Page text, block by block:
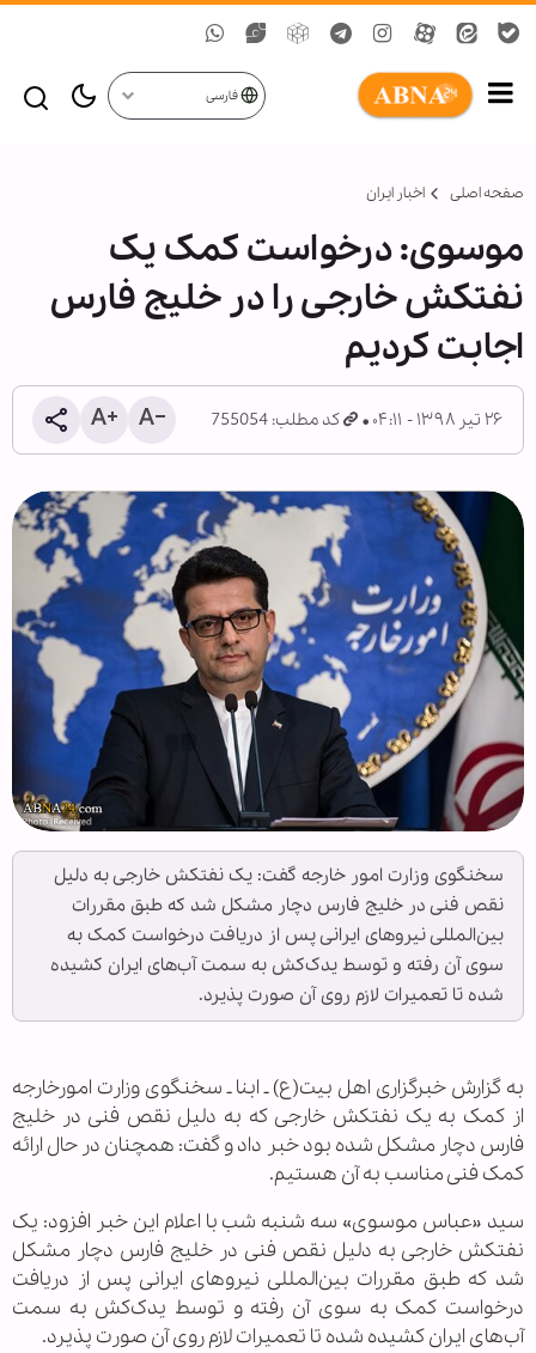
فارسی
صفحه اصلی اخبار ایران
موسوی: درخواست کمک یک
نفتکش خارجی را در خلیج فارس
اجابت کردیم
۲۶ تیر ۱۳۹۸ - ۰۴:۱۱ کد مطلب: 755054
سخنگوی وزارت امور خارجه گفت: یک نفتکش خارجی به دلیل
نقص فنی در خلیج فارس دچار مشکل شد که طبق مقررات
بین‌المللی نیروهای ایرانی پس از دریافت درخواست کمک به
سوی آن رفته و توسط یدک‌کش به سمت آب‌های ایران کشیده
شده تا تعمیرات لازم روی آن صورت پذیرد.
به گزارش خبرگزاری اهل بیت(ع) ـ ابنا ـ سخنگوی وزارت امورخارجه
از کمک به یک نفتکش خارجی که به دلیل نقص فنی در خلیج
فارس دچار مشکل شده بود خبر داد و گفت: همچنان در حال ارائه
کمک فنی مناسب به آن هستیم.
سید «عباس موسوی» سه شنبه شب با اعلام این خبر افزود: یک
نفتکش خارجی به دلیل نقص فنی در خلیج فارس دچار مشکل
شد که طبق مقررات بین‌المللی نیروهای ایرانی پس از دریافت
درخواست کمک به سوی آن رفته و توسط یدک‌کش به سمت
آب‌های ایران کشیده شده تا تعمیرات لازم روی آن صورت پذیرد.